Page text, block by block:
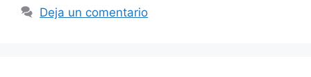
Deja un comentario